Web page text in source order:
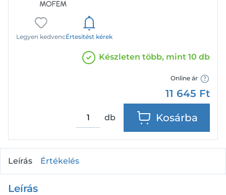
Legyen kedvencÉrtesítést kérek
Készleten több, mint 10 db
Online ár
11 645 Ft
db Kosárba
Leírás Értékelés
Leírás